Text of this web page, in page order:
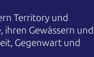
Territory und
Gewässern und
Gegenwart und